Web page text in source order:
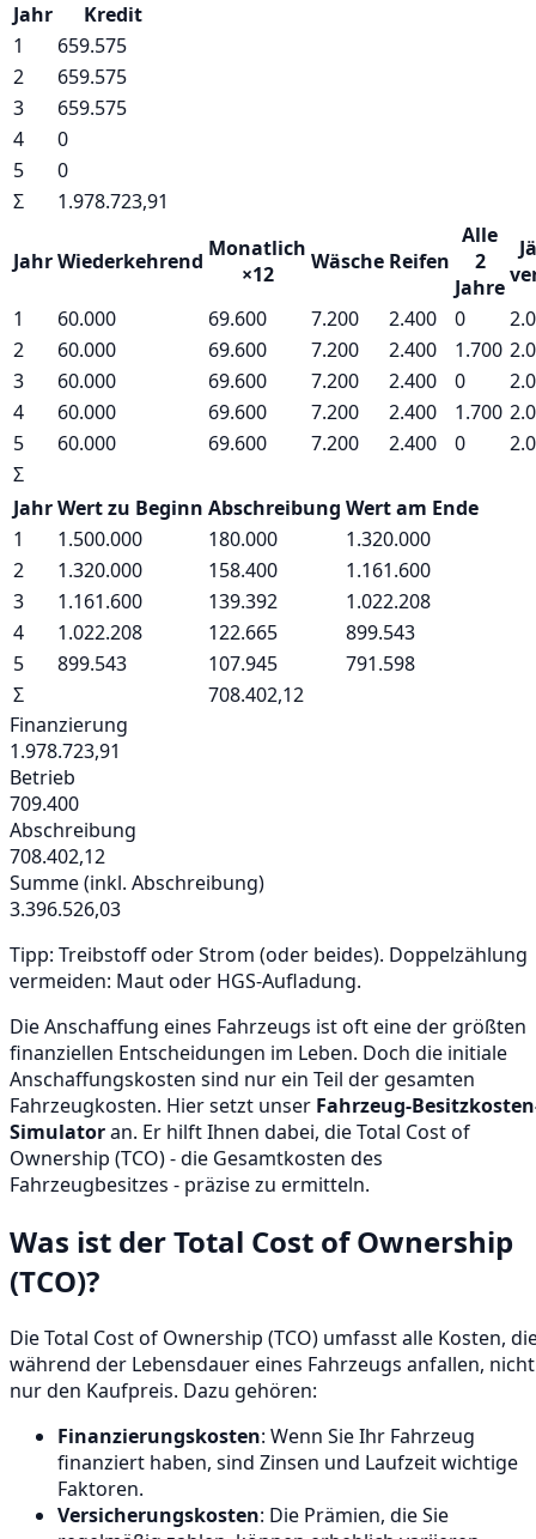
Jahr
Kredit
1
659.575
2
659.575
3
659.575
4
0
5
0
Σ
1.978.723,91
JahrWiederkehrend Monatlich
×12
Wäsche Reifen
Alle
2
Jahre
1
60.000 69.600 7.200 2.400 0
2
60.000 69.600 7.200 2.400 1.700
3
60.000 69.600 7.200 2.400 0
4
60.000 69.600 7.200 2.400 1.700
5
60.000 69.600 7.200 2.400 0
Σ
JahrWert zu Beginn Abschreibung Wert am Ende
1
1.500.000 180.000
1.320.000
2
1.320.000 158.400
1.161.600
3
1.161.600 139.392
1.022.208
4
1.022.208 122.665
899.543
5
899.543 107.945
791.598
Σ
708.402,12
Finanzierung
1.978.723,91
Betrieb
709.400
Abschreibung
708.402,12
Summe (inkl. Abschreibung)
3.396.526,03
Tipp: Treibstoff oder Strom (oder beides). Doppelzählung
vermeiden: Maut oder HGS‑Aufladung.
Die Anschaffung eines Fahrzeugs ist oft eine der größten
finanziellen Entscheidungen im Leben. Doch die initiale
Anschaffungskosten sind nur ein Teil der gesamten
Fahrzeugkosten. Hier setzt unser Fahrzeug-
Simulatoran. Er hilft Ihnen dabei, die Total Cost of
Ownership (TCO) - die Gesamtkosten des
Fahrzeugbesitzes - präzise zu ermitteln.
Was ist der Total Cost of Ownership
(TCO)?
Die Total Cost of Ownership (TCO) umfasst alle Kosten,
während der Lebensdauer eines Fahrzeugs anfallen, nicht
nur den Kaufpreis. Dazu gehören:
Finanzierungskosten: Wenn Sie Ihr Fahrzeug
finanziert haben, sind Zinsen und Laufzeit wichtige
Faktoren.
Versicherungskosten: Die Prämien, die Sie